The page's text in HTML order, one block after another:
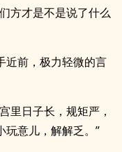
方才是不是说了什么
近前，极力轻微的言
里日子长，规矩严，
玩意儿，解解乏。”